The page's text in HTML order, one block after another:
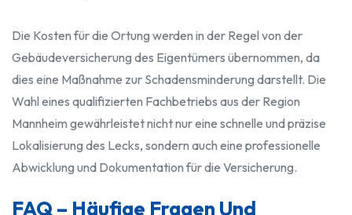
Die Kosten für die Ortung werden in der Regel von der
Gebäudeversicherung des Eigentümers übernommen, da
dies eine Maßnahme zur Schadensminderung darstellt. Die
Wahl eines qualifizierten Fachbetriebs aus der Region
Mannheim gewährleistet nicht nur eine schnelle und präzise
Lokalisierung des Lecks, sondern auch eine professionelle
Abwicklung und Dokumentation für die Versicherung.
FAQ – Häufige Fragen Und